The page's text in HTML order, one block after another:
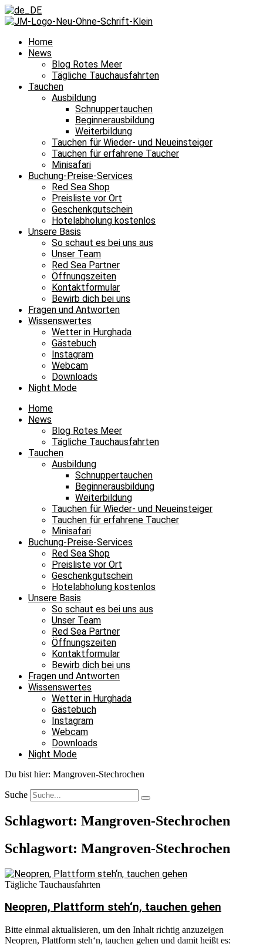
Home
News
Blog Rotes Meer
Tägliche Tauchausfahrten
Tauchen
Ausbildung
Schnuppertauchen
Beginnerausbildung
Weiterbildung
Tauchen für Wieder- und Neueinsteiger
Tauchen für erfahrene Taucher
Minisafari
Buchung-Preise-Services
Red Sea Shop
Preisliste vor Ort
Geschenkgutschein
Hotelabholung kostenlos
Unsere Basis
So schaut es bei uns aus
Unser Team
Red Sea Partner
Öffnungszeiten
Kontaktformular
Bewirb dich bei uns
Fragen und Antworten
Wissenswertes
Wetter in Hurghada
Gästebuch
Instagram
Webcam
Downloads
Night Mode
Home
News
Blog Rotes Meer
Tägliche Tauchausfahrten
Tauchen
Ausbildung
Schnuppertauchen
Beginnerausbildung
Weiterbildung
Tauchen für Wieder- und Neueinsteiger
Tauchen für erfahrene Taucher
Minisafari
Buchung-Preise-Services
Red Sea Shop
Preisliste vor Ort
Geschenkgutschein
Hotelabholung kostenlos
Unsere Basis
So schaut es bei uns aus
Unser Team
Red Sea Partner
Öffnungszeiten
Kontaktformular
Bewirb dich bei uns
Fragen und Antworten
Wissenswertes
Wetter in Hurghada
Gästebuch
Instagram
Webcam
Downloads
Night Mode
Du bist hier: Mangroven-Stechrochen
Suche
Schlagwort: Mangroven-Stechrochen
Schlagwort: Mangroven-Stechrochen
Tägliche Tauchausfahrten
Neopren, Plattform steh‘n, tauchen gehen
Bitte einmal aktualisieren, um den Inhalt richtig anzuzeigen
Neopren, Plattform steh‘n, tauchen gehen und damit heißt es: